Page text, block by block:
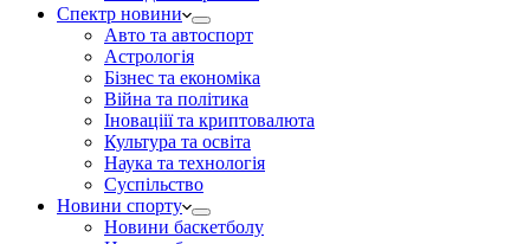
Спектр новини
Авто та автоспорт
Астрологія
Бізнес та економіка
Війна та політика
Іноваціії та криптовалюта
Культура та освіта
Наука та технологія
Суспільство
Новини спорту
Новини баскетболу